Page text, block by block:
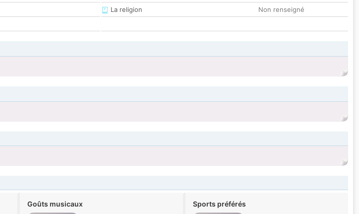
La religion
Non renseigné
Goûts musicaux Sports préférés